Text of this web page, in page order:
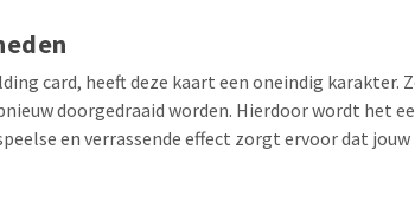
card, heeft deze kaart een oneindig karakter.
doorgedraaid worden. Hierdoor wordt het
en verrassende effect zorgt ervoor dat